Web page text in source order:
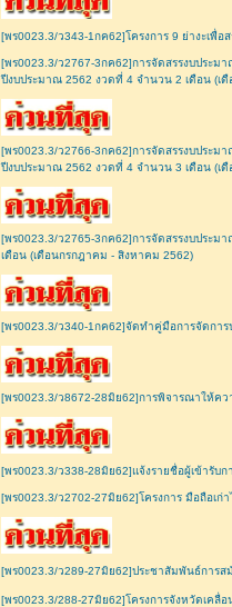
[พร0023.3/ว343-1กค62]โครงการ 9 ย่างะเพื่อส
[พร0023.3/ว2767-3กค62]การจัดสรรงบประม
ปีงบประมาณ 2562 งวดที่ 4 จำนวน 2 เดือน (เ
[พร0023.3/ว2766-3กค62]การจัดสรรงบประม
ปีงบประมาณ 2562 งวดที่ 4 จำนวน 3 เดือน (เ
[พร0023.3/ว2765-3กค62]การจัดสรรงบประม
เดือน (เดือนกรกฎาคม - สิงหาคม 2562)
[พร0023.3/ว340-1กค62]จัดทำคู่มือการจัดกา
[พร0023.3/ว8672-28มิย62]การพิจารณาให้ค
[พร0023.3/ว338-28มิย62]แจ้งรายชื่อผู้เข้ารับ
[พร0023.3/ว2702-27มิย62]โครงการ มือถือเ
[พร0023.3/ว289-27มิย62]ประชาสัมพันธ์การ
[พร0023.3/288-27มิย62]โครงการจังหวัดเค